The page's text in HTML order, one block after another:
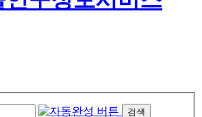
검색